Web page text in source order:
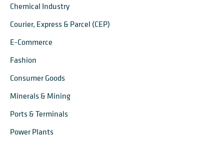
Chemical Industry
Courier, Express & Parcel (CEP)
E-Commerce
Fashion
Consumer Goods
Minerals & Mining
Ports & Terminals
Power Plants